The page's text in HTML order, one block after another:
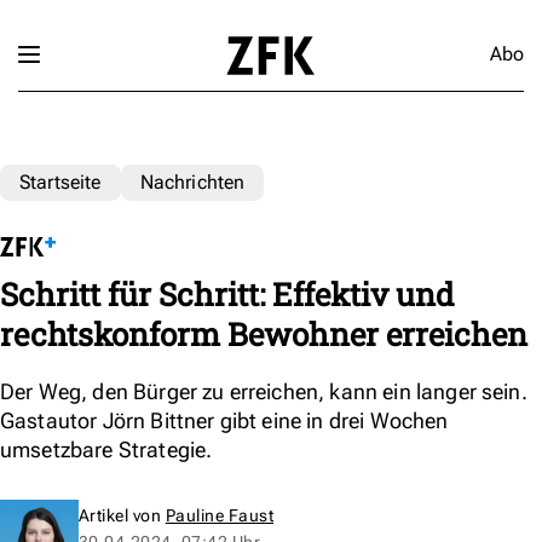
Abo
Startseite Nachrichten
Schritt für Schritt: Effektiv und
rechtskonform Bewohner erreichen
Der Weg, den Bürger zu erreichen, kann ein langer sein.
Gastautor Jörn Bittner gibt eine in drei Wochen
umsetzbare Strategie.
Artikel von Pauline Faust